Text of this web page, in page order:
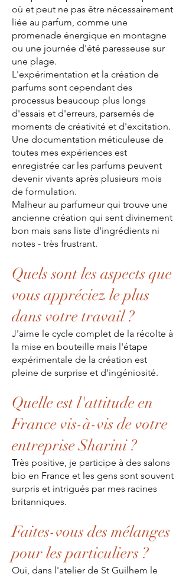
où et peut ne pas être nécessairement
liée au parfum, comme une
promenade énergique en montagne
ou une journée d'été paresseuse sur
une plage.
L'expérimentation et la création de
parfums sont cependant des
processus beaucoup plus longs
d'essais et d'erreurs, parsemés de
moments de créativité et d'excitation.
Une documentation méticuleuse de
toutes mes expériences est
enregistrée car les parfums peuvent
devenir vivants après plusieurs mois
de formulation.
Malheur au parfumeur qui trouve une
ancienne création qui sent divinement
bon mais sans liste d'ingrédients ni
notes - très frustrant.
Quels sont les aspects que
vous appréciez le plus
dans votre travail ?
J'aime le cycle complet de la récolte à
la mise en bouteille mais l'étape
expérimentale de la création est
pleine de surprise et d'ingéniosité.
Quelle est l'attitude en
France vis-à-vis de votre
entreprise Sharini ?
Très positive, je participe à des salons
bio en France et les gens sont souvent
surpris et intrigués par mes racines
britanniques.
Faites-vous des mélanges
pour les particuliers ?
Oui, dans l'atelier de St Guilhem le